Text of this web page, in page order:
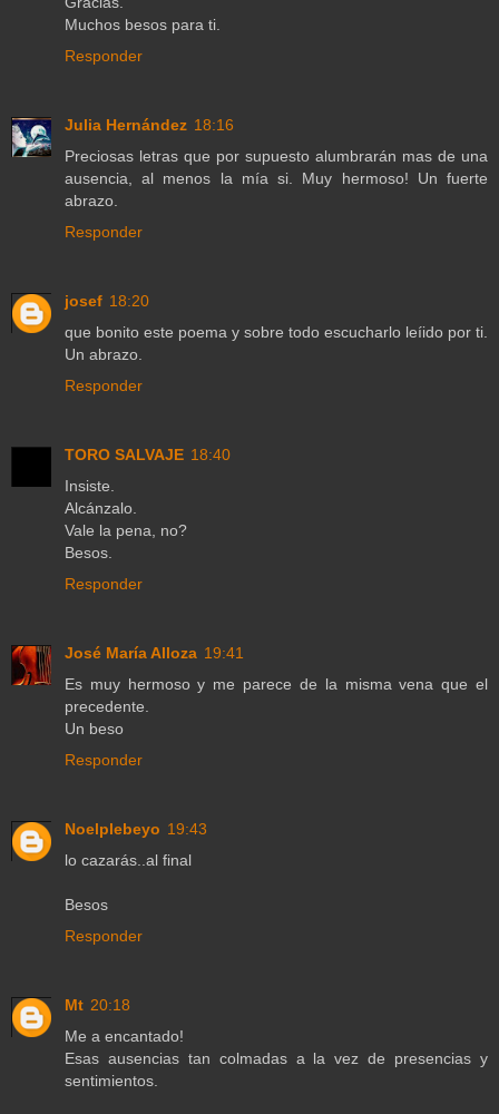
Muchos besos para ti.
Responder
Julia Hernández 18:16
Preciosas letras que por supuesto alumbrarán mas de una
ausencia, al menos la mía si. Muy hermoso! Un fuerte
abrazo.
Responder
josef 18:20
que bonito este poema y sobre todo escucharlo leíido por ti.
Un abrazo.
Responder
TORO SALVAJE 18:40
Insiste.
Alcánzalo.
Vale la pena, no?
Besos.
Responder
José María Alloza 19:41
Es muy hermoso y me parece de la misma vena que el
precedente.
Un beso
Responder
Noelplebeyo 19:43
lo cazarás..al final
Besos
Responder
Mt 20:18
Me a encantado!
Esas ausencias tan colmadas a la vez de presencias y
sentimientos.